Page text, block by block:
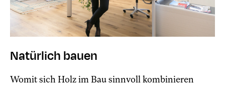
Natürlich bauen
Womit sich Holz im Bau sinnvoll kombinieren